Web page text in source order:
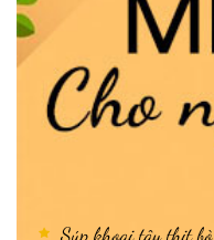
Súp khoai tây thịt bò